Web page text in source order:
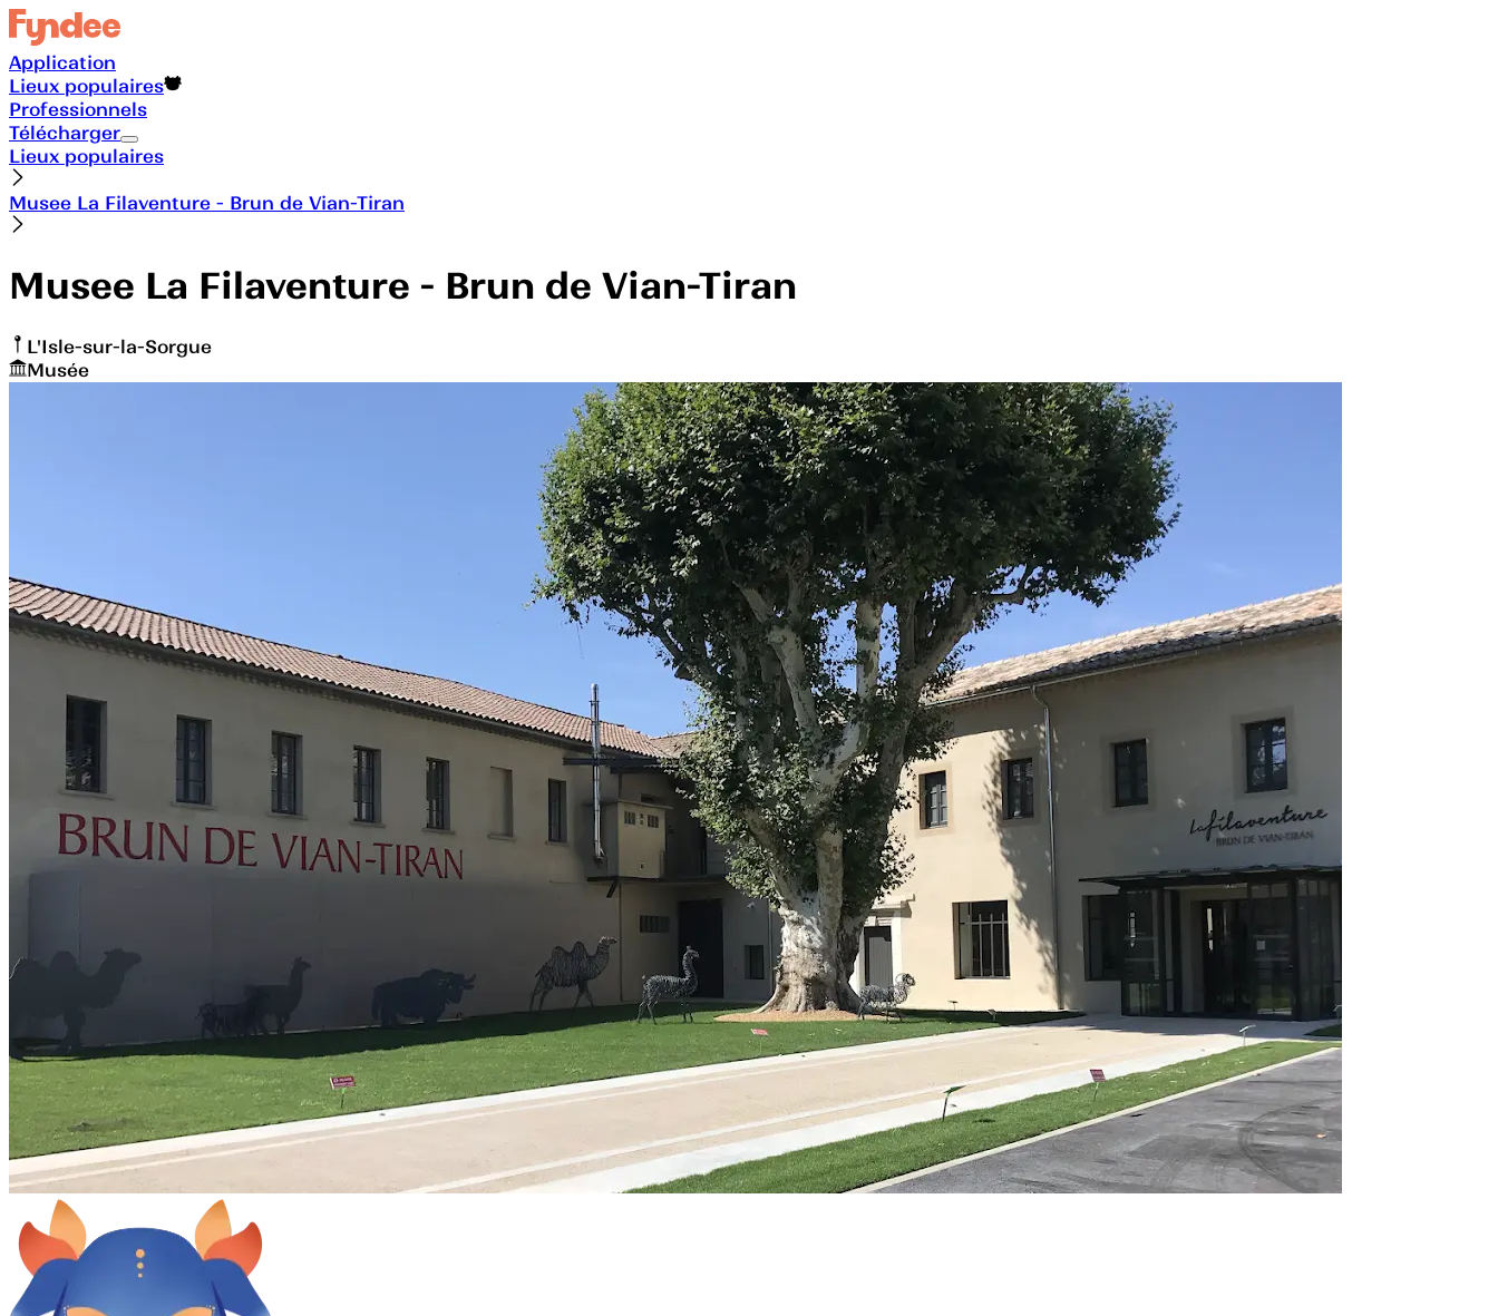
Application
Lieux populaires
Professionnels
Télécharger
Lieux populaires
Musee La Filaventure - Brun de Vian-Tiran
Musee La Filaventure - Brun de Vian-Tiran
L'Isle-sur-la-Sorgue
Musée